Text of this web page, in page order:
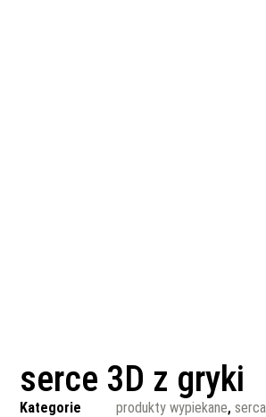
serce 3D z gryki
Kategorie produkty wypiekane,serca